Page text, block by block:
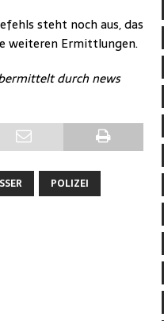
steht noch aus, das
weiteren Ermittlungen.
durch news
POLIZEI